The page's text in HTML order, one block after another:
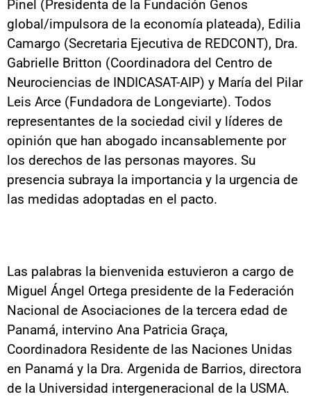
Pinel (Presidenta de la Fundación Genos
global/impulsora de la economía plateada), Edilia
Camargo (Secretaria Ejecutiva de REDCONT), Dra.
Gabrielle Britton (Coordinadora del Centro de
Neurociencias de INDICASAT-AIP) y María del Pilar
Leis Arce (Fundadora de Longeviarte). Todos
representantes de la sociedad civil y líderes de
opinión que han abogado incansablemente por
los derechos de las personas mayores. Su
presencia subraya la importancia y la urgencia de
las medidas adoptadas en el pacto.
Las palabras la bienvenida estuvieron a cargo de
Miguel Ángel Ortega presidente de la Federación
Nacional de Asociaciones de la tercera edad de
Panamá, intervino Ana Patricia Graça,
Coordinadora Residente de las Naciones Unidas
en Panamá y la Dra. Argenida de Barrios, directora
de la Universidad intergeneracional de la USMA.